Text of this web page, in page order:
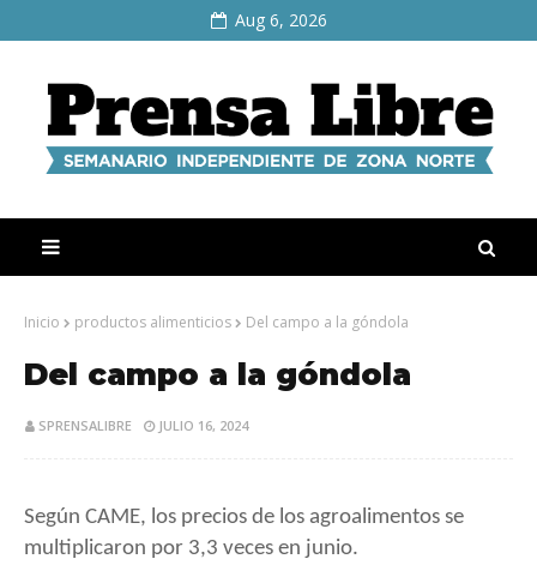
Aug 6, 2026
Inicio productos alimenticios Del campo a la góndola
Del campo a la góndola
SPRENSALIBRE JULIO 16, 2024
Según CAME, los precios de los agroalimentos se
multiplicaron por 3,3 veces en junio.